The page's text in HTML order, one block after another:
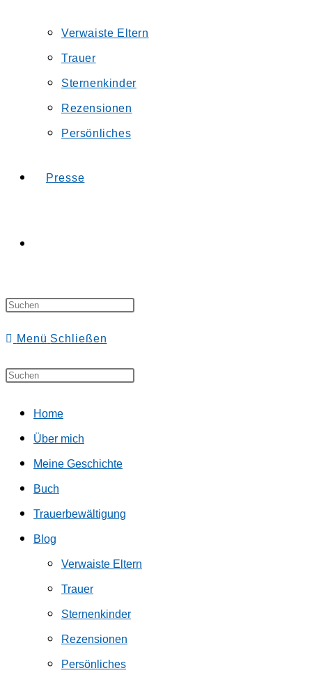
Verwaiste Eltern
Trauer
Sternenkinder
Rezensionen
Persönliches
Presse
Suche
Press
close
Menü Schließen
Diese
durchsuchen
Press
Home
Über mich
Meine Geschichte
Buch
Trauerbewältigung
Blog
Verwaiste Eltern
Trauer
Sternenkinder
Rezensionen
Persönliches